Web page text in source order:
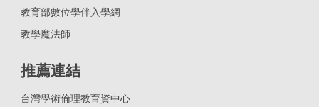
教育部數位學伴入學網
教學魔法師
推薦連結
台灣學術倫理教育資中心